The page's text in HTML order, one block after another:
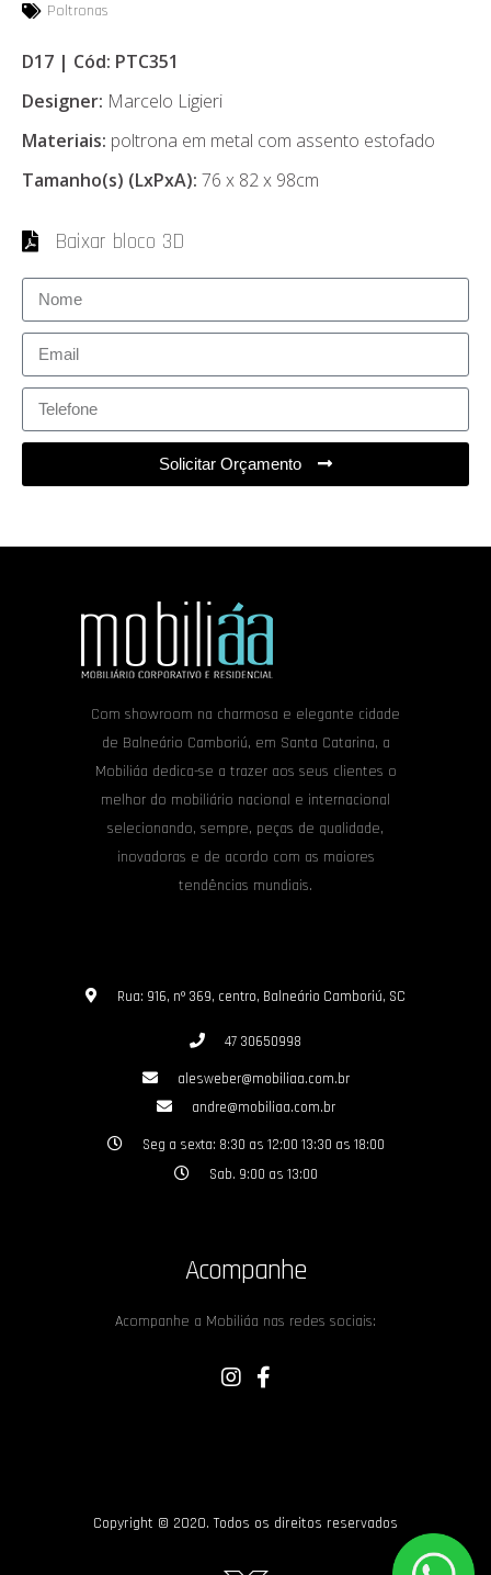
Poltronas
D17 | Cód: PTC351
Designer: Marcelo Ligieri
Materiais: poltrona em metal com assento estofado
Tamanho(s) (LxPxA): 76 x 82 x 98cm
Baixar bloco 3D
Solicitar Orçamento
Com showroom na charmosa e elegante cidade
de Balneário Camboriú, em Santa Catarina, a
Mobiliáa dedica-se a trazer aos seus clientes o
melhor do mobiliário nacional e internacional
selecionando, sempre, peças de qualidade,
inovadoras e de acordo com as maiores
tendências mundiais.
Rua: 916, nº 369, centro, Balneário Camboriú, SC
47 30650998
alesweber@mobiliaa.com.br
andre@mobiliaa.com.br
Seg a sexta: 8:30 as 12:00 13:30 as 18:00
Sab. 9:00 as 13:00
Acompanhe
Acompanhe a Mobiliáa nas redes sociais:
Copyright © 2020. Todos os direitos reservados